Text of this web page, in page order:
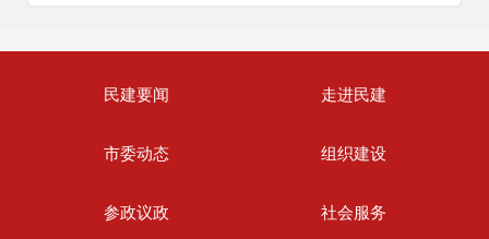
民建要闻 走进民建
市委动态 组织建设
参政议政 社会服务